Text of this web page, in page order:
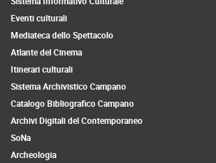
Eventi culturali
Mediateca dello Spettacolo
Atlante del Cinema
Itinerari culturali
Sistema Archivistico Campano
Catalogo Bibliografico Campano
Archivi Digitali del Contemporaneo
SoNa
Archeologia